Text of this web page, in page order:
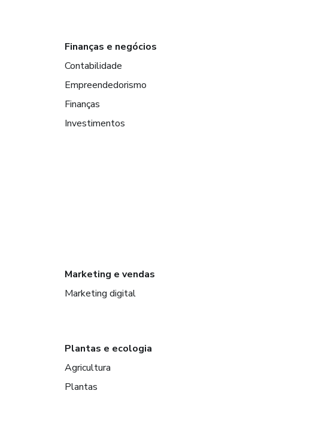
Finanças e negócios
Contabilidade
Empreendedorismo
Finanças
Investimentos
Marketing e vendas
Marketing digital
Plantas e ecologia
Agricultura
Plantas